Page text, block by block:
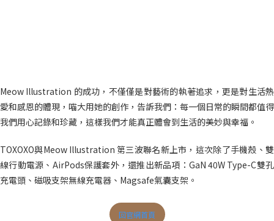
Meow Illustration 的成功，不僅僅是對藝術的執著追求，更是對生活熱
愛和感恩的體現，喵大用她的創作，告訴我們：每一個日常的瞬間都值得
我們用心記錄和珍藏，這樣我們才能真正體會到生活的美妙與幸福。
TOXOXO與Meow Illustration 第三波聯名新上市，這次除了手機殼、雙
線行動電源、AirPods保護套外，還推出新品項：GaN 40W Type-C雙孔
充電頭、磁吸支架無線充電器、Magsafe氣囊支架。
回官網首頁